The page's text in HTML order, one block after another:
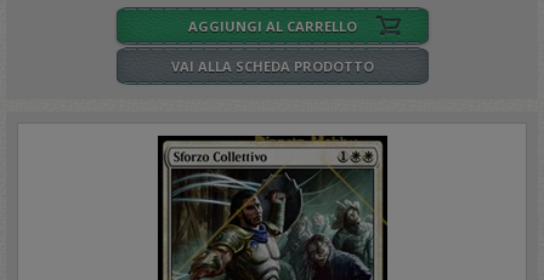
AGGIUNGI AL CARRELLO
VAI ALLA SCHEDA PRODOTTO